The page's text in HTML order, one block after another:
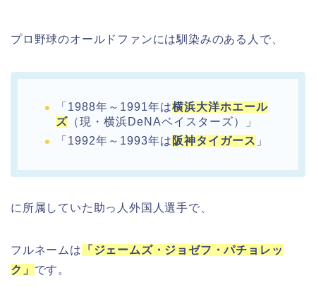
プロ野球のオールドファンには馴染みのある人で、
「1988年～1991年は横浜大洋ホエール
ズ （現・横浜DeNAベイスターズ）」
「1992年～1993年は 阪神タイガース 」
に所属していた助っ人外国人選手で、
フルネームは
「ジェームズ・ジョゼフ・パチョレッ
ク」 です。